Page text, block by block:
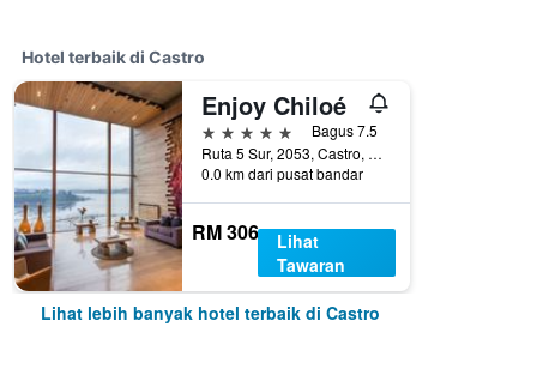
Hotel terbaik di Castro
Enjoy Chiloé
5 bintang
Bagus 7.5
Ruta 5 Sur, 2053, Castro, Chile
0.0 km dari pusat bandar
RM 306
Lihat
Tawaran
Lihat lebih banyak hotel terbaik di Castro